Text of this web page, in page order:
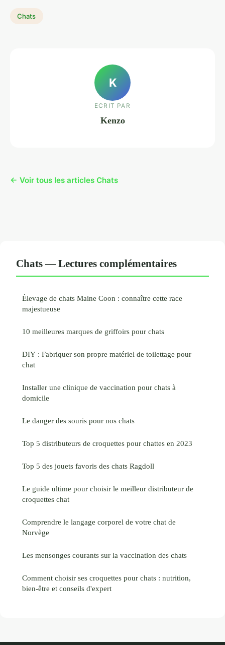
Chats
K
ECRIT PAR
Kenzo
← Voir tous les articles Chats
Chats — Lectures complémentaires
Élevage de chats Maine Coon : connaître cette race
majestueuse
10 meilleures marques de griffoirs pour chats
DIY : Fabriquer son propre matériel de toilettage pour
chat
Installer une clinique de vaccination pour chats à
domicile
Le danger des souris pour nos chats
Top 5 distributeurs de croquettes pour chattes en 2023
Top 5 des jouets favoris des chats Ragdoll
Le guide ultime pour choisir le meilleur distributeur de
croquettes chat
Comprendre le langage corporel de votre chat de
Norvège
Les mensonges courants sur la vaccination des chats
Comment choisir ses croquettes pour chats : nutrition,
bien-être et conseils d'expert